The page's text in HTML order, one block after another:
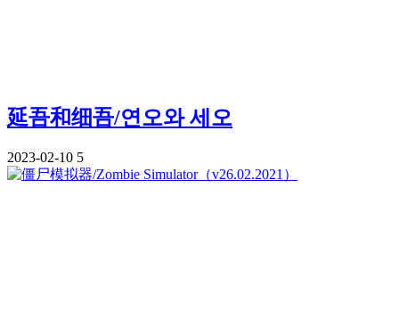
延吾和细吾/연오와 세오
2023-02-10 5